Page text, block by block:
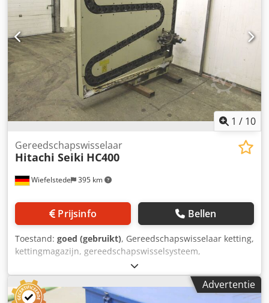
1 / 10
Wiefelstede 395 km
Gereedschapswisselaar
Hitachi Seiki HC400
Prijsinfo Bellen
Toestand: goed (gebruikt), Gereedschapswisselaar ketting,
kettingmagazijn, gereedschapswisselsysteem,
gereedschapsmagazijn -De gereedschapswisselaar is
afkomstig uit een CNC-bewerkingscentrum, merk: Hitachi
Seiki, type: HC400 -Gereedschapswisselaar voor: Hitachi
Advertentie